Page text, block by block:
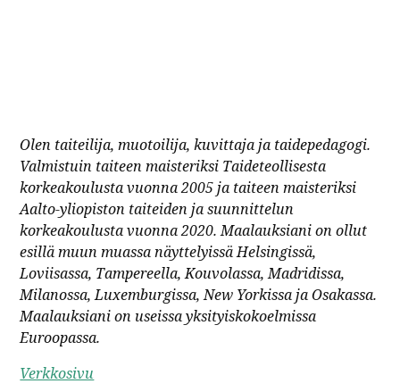
Olen taiteilija, muotoilija, kuvittaja ja taidepedagogi.
Valmistuin taiteen maisteriksi Taideteollisesta
korkeakoulusta vuonna 2005 ja taiteen maisteriksi
Aalto-yliopiston taiteiden ja suunnittelun
korkeakoulusta vuonna 2020. Maalauksiani on ollut
esillä muun muassa näyttelyissä Helsingissä,
Loviisassa, Tampereella, Kouvolassa, Madridissa,
Milanossa, Luxemburgissa, New Yorkissa ja Osakassa.
Maalauksiani on useissa yksityiskokoelmissa
Euroopassa.
Verkkosivu